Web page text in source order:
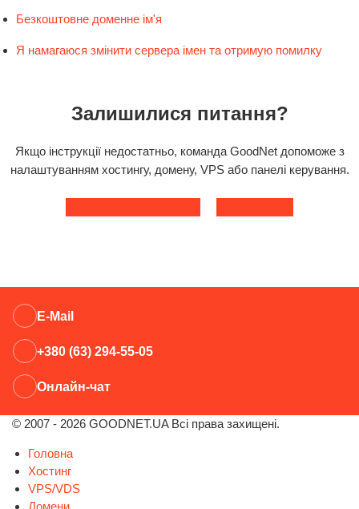
Безкоштовне доменне ім'я
Я намагаюся змінити сервера імен та отримую помилку
Залишилися питання?
Якщо інструкції недостатньо, команда GoodNet допоможе з
налаштуванням хостингу, домену, VPS або панелі керування.
E-Mail
+380 (63) 294-55-05
Онлайн-чат
© 2007 - 2026 GOODNET.UA Всі права захищені.
Головна
Хостинг
VPS/VDS